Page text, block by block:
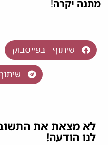
מתנה יקרה!
שיתוף בפייסבוק
לא מצאת את
לנו הודעה!